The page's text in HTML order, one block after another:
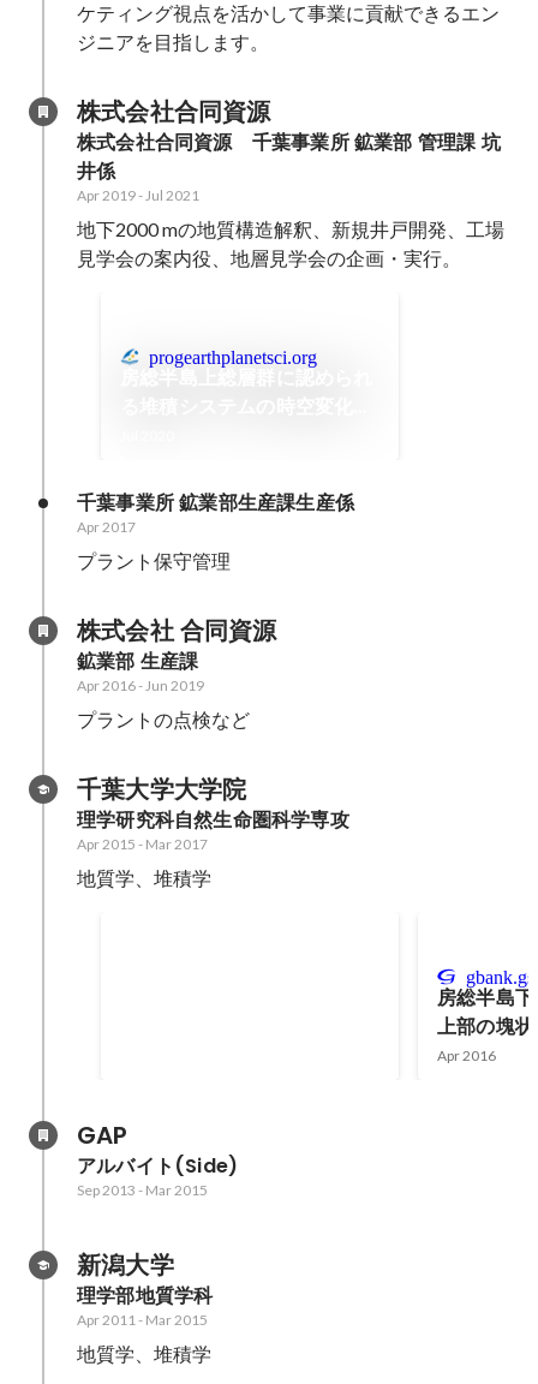
ケティング視点を活かして事業に貢献できるエン
ジニアを目指します。
株式会社合同資源
株式会社合同資源　千葉事業所 鉱業部 管理課 坑
井係
Apr 2019-Jul 2021
地下2000 mの地質構造解釈、新規井戸開発、工場
見学会の案内役、地層見学会の企画・実行。
progearthplanetsci.org
千葉事業所 鉱業部生産課生産係
Apr 2017
プラント保守管理
株式会社 合同資源
鉱業部 生産課
Apr 2016-Jun 2019
プラントの点検など
千葉大学大学院
理学研究科自然生命圏科学専攻
Apr 2015 - Mar 2017
地質学、堆積学
房総半島
上部の塊
と内部構
Apr 2016
GAP
アルバイト(Side)
Sep 2013 - Mar 2015
新潟大学
理学部地質学科
Apr 2011- Mar 2015
地質学、堆積学